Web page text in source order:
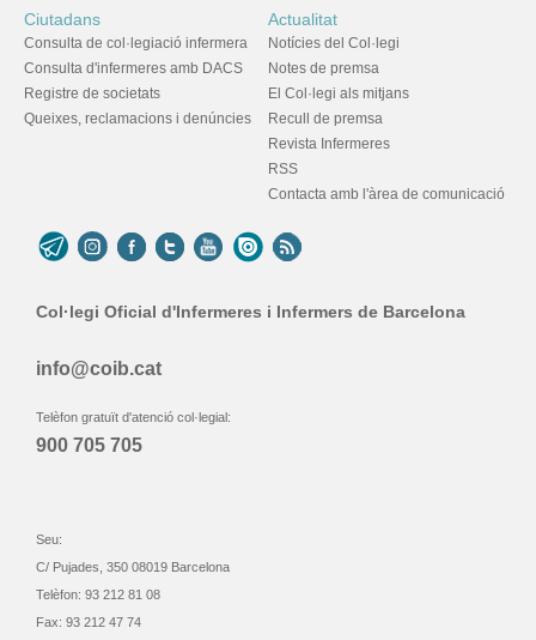
Ciutadans
Consulta de col·legiació infermera
Consulta d'infermeres amb DACS
Registre de societats
Queixes, reclamacions i denúncies
Actualitat
Notícies del Col·legi
Notes de premsa
El Col·legi als mitjans
Recull de premsa
Revista Infermeres
RSS
Contacta amb l'àrea de comunicació
Col·legi Oficial d'Infermeres i Infermers de Barcelona
info@coib.cat
Telèfon gratuït d'atenció col·legial:
900 705 705
Seu:
C/ Pujades, 350 08019 Barcelona
Telèfon: 93 212 81 08
Fax: 93 212 47 74